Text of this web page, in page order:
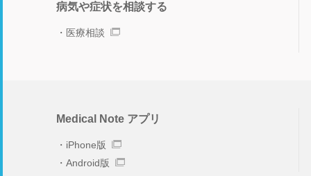
病気や症状を相談する
医療相談
Medical Note アプリ
iPhone版
Android版